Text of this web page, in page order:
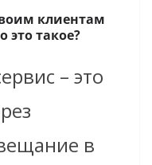
клиентам
это такое?
– это
в